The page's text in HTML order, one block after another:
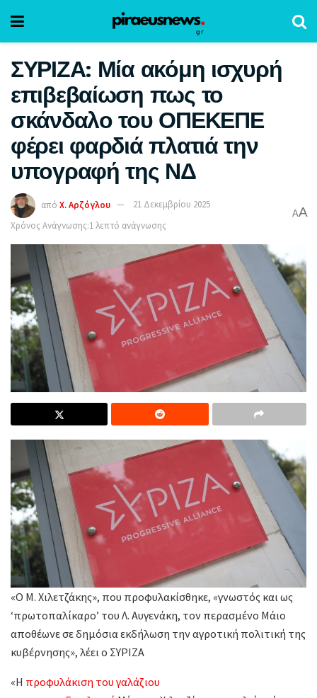
ΣΥΡΙΖΑ: Μία ακόμη ισχυρή
επιβεβαίωση πως το
σκάνδαλο του ΟΠΕΚΕΠΕ
φέρει φαρδιά πλατιά την
υπογραφή της ΝΔ
από Χ. Αρζόγλου
21 Δεκεμβρίου 2025
Χρόνος Ανάγνωσης:1 λεπτό ανάγνωσης
AA
«Ο Μ. Χιλετζάκης», που προφυλακίσθηκε, «γνωστός και ως
‘πρωτοπαλίκαρο’ του Λ. Αυγενάκη, τον περασμένο Μάιο
αποθέωνε σε δημόσια εκδήλωση την αγροτική πολιτική της
κυβέρνησης», λέει ο ΣΥΡΙΖΑ
«Η προφυλάκιση του γαλάζιου